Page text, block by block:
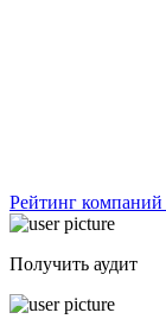
Рейтинг компаний
Получить аудит